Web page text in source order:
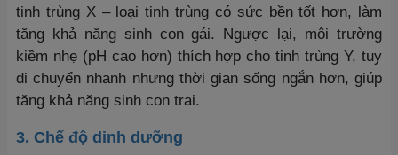
tinh trùng X – loại tinh trùng có sức bền tốt hơn, làm
tăng khả năng sinh con gái. Ngược lại, môi trường
kiềm nhẹ (pH cao hơn) thích hợp cho tinh trùng Y, tuy
di chuyển nhanh nhưng thời gian sống ngắn hơn, giúp
tăng khả năng sinh con trai.
3. Chế độ dinh dưỡng